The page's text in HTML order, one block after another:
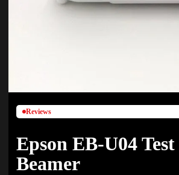
Reviews
Epson EB-U04
Beamer